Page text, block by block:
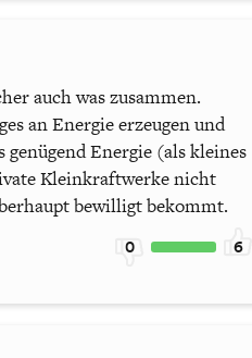
auch was zusammen.
an Energie erzeugen und
Energie (als kleines
Kleinkraftwerke nicht
bewilligt bekommt.
0 6